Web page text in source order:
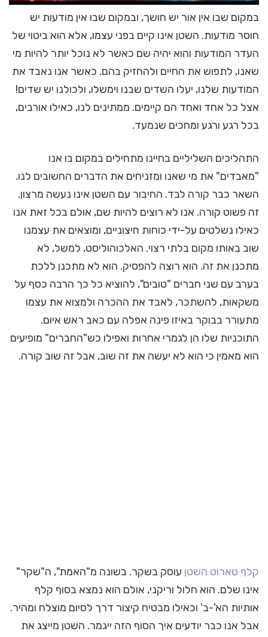
במקום שבו אין אור יש חושך, ובמקום שבו אין מודעות יש
חוסר מודעות. השטן אינו קיים בפני עצמו, אלא הוא ביטוי של
העדר המודעות והוא יהיה שם כאשר לא נוכל יותר להיות מי
שאנו, לתפוש את החיים ולהחזיק בהם. כאשר אנו נאבד את
המודעות שלנו, יעלו השדים שבנו וימשלו, ולכולנו יש שדים!
אצל כל אחד ואחד הם קיימים. ממתינים לנו, כאילו אורבים,
בכל רגע ורגע ומחכים שנמעד.
התהליכים השליליים בחיינו מתחילים במקום בו אנו
"מאבדים" את מי שאנו ומזניחים את הדברים החשובים לנו.
השאר כבר קורה לבד. החיבור עם השטן אינו נעשה מרצון.
זה פשוט קורה. אנו לא רוצים להיות שם, אולם בכל זאת אנו
כאילו נשלטים על-ידי כוחות חיצוניים, ומוצאים את עצמנו
שוב באותו מקום בלתי רצוי. האלכוהוליסט, למשל, לא
מתכנן את זה. הוא רוצה להפסיק. הוא לא מתכנן ללכת
בערב עם שני חברים "טובים", להוציא כל כך הרבה כסף על
משקאות, להשתכר, לאבד את ההכרה ולמצוא את עצמו
מתעורר בבוקר באיזו פינה אפלה עם כאב ראש איום.
התוכניות שלו הן לגמרי אחרות ואפילו כש"החברים" מופיעים
הוא מאמין כי הוא לא יעשה את זה שוב, אבל זה שוב קורה.
קלף טארוט השטן עוסק בשקר. בשונה מ"האמת", ה"שקר"
אינו שלם. הוא חלול וריקני, אולם הוא נמצא בסוף קלף
אותיות הא'-ב' וכאילו מבטיח קיצור דרך לסיום מוצלח ומהיר.
אבל אנו כבר יודעים איך הסוף הזה ייגמר. השטן מייצג את